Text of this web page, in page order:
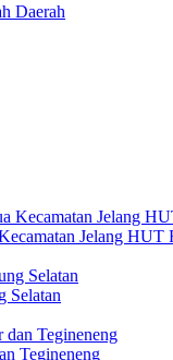
Daerah
Jelang HUT
Selatan
Tegineneng